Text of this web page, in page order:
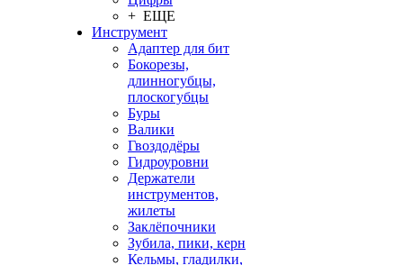
+ ЕЩЕ
Инструмент
Адаптер для бит
Бокорезы,
длинногубцы,
плоскогубцы
Буры
Валики
Гвоздодёры
Гидроуровни
Держатели
инструментов,
жилеты
Заклёпочники
Зубила, пики, керн
Кельмы, гладилки,